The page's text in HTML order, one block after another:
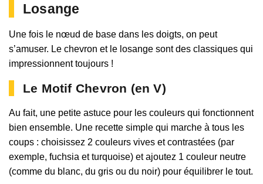
Losange
Une fois le nœud de base dans les doigts, on peut
s’amuser. Le chevron et le losange sont des classiques qui
impressionnent toujours !
Le Motif Chevron (en V)
Au fait, une petite astuce pour les couleurs qui fonctionnent
bien ensemble. Une recette simple qui marche à tous les
coups : choisissez 2 couleurs vives et contrastées (par
exemple, fuchsia et turquoise) et ajoutez 1 couleur neutre
(comme du blanc, du gris ou du noir) pour équilibrer le tout.